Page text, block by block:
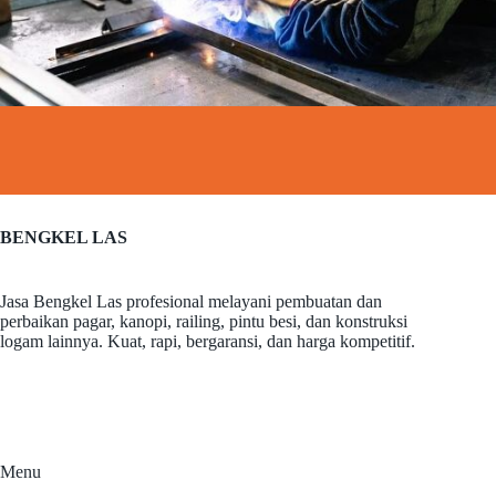
BENGKEL LAS
Jasa Bengkel Las profesional melayani pembuatan dan
perbaikan pagar, kanopi, railing, pintu besi, dan konstruksi
logam lainnya. Kuat, rapi, bergaransi, dan harga kompetitif.
Menu